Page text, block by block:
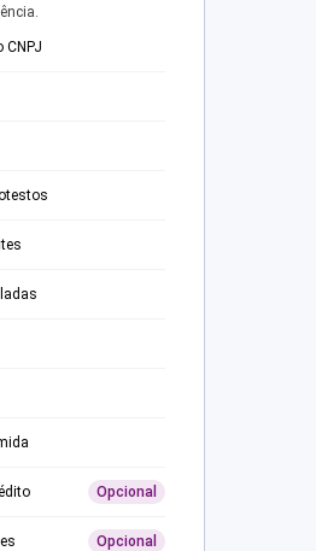
CNPJ
Opcional
Opcional